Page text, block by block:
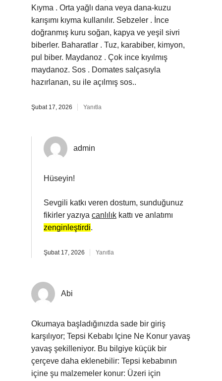
Kıyma . Orta yağlı dana veya dana-kuzu
karışımı kıyma kullanılır. Sebzeler . İnce
doğranmış kuru soğan, kapya ve yeşil sivri
biberler. Baharatlar . Tuz, karabiber, kimyon,
pul biber. Maydanoz . Çok ince kıyılmış
maydanoz. Sos . Domates salçasıyla
hazırlanan, su ile açılmış sos..
Şubat 17, 2026 Yanıtla
admin
Hüseyin!
Sevgili katkı veren dostum, sunduğunuz
fikirler yazıya canlılık kattı ve anlatımı
zenginleştirdi.
Şubat 17, 2026 Yanıtla
Abi
Okumaya başladığınızda sade bir giriş
karşılıyor; Tepsi Kebabı Içine Ne Konur yavaş
yavaş şekilleniyor. Bu bilgiye küçük bir
çerçeve daha eklenebilir: Tepsi kebabının
içine şu malzemeler konur: Üzeri için